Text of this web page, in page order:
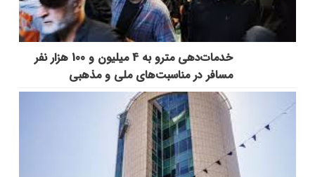
خدمات‌دهي مترو به 4 ميليون و 100 هزار نفر
مسافر در مناسبت‌هاي ملي و مذهبي